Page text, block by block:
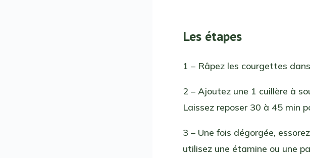
Les étapes
1 – Râpez les courgettes
2 – Ajoutez une 1 cuillère à
Laissez reposer 30 à 45 min
3 – Une fois dégorgée,
utilisez une étamine ou une